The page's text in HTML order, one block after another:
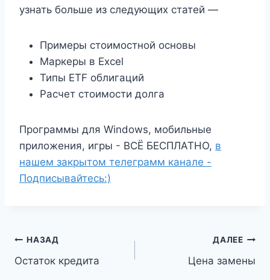
узнать больше из следующих статей —
Примеры стоимостной основы
Маркеры в Excel
Типы ETF облигаций
Расчет стоимости долга
Программы для Windows, мобильные
приложения, игры - ВСЁ БЕСПЛАТНО, в
нашем закрытом телеграмм канале -
Подписывайтесь:)
Навигация
по
НАЗАД
Остаток кредита
ДАЛЕЕ
Цена замены